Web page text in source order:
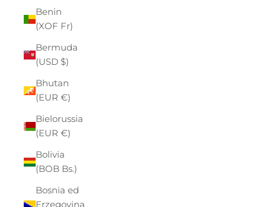
Benin
(XOF Fr)
Bermuda
(USD $)
Bhutan
(EUR €)
Bielorussia
(EUR €)
Bolivia
(BOB Bs.)
Bosnia ed
Erzegovina